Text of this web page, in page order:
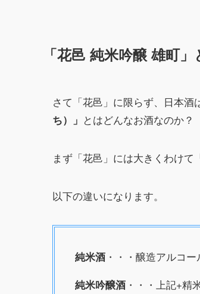
「花邑 純米吟醸 雄町」
さて「花邑」に限らず、日本酒
ち）」 とはどんなお酒なのか？
まず「花邑」には大きくわけて
以下の違いになります。
純米酒 ・・・醸造アルコ
純米吟醸酒 ・・・上記+精